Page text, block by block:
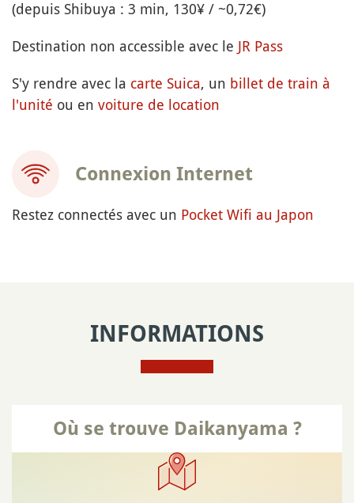
(depuis Shibuya : 3 min, 130¥ / ~0,72€)
Destination non accessible avec le JR Pass
S'y rendre avec la carte Suica, un billet de train à
l'unité ou en voiture de location
Connexion Internet
Restez connectés avec un Pocket Wifi au Japon
INFORMATIONS
Où se trouve Daikanyama ?